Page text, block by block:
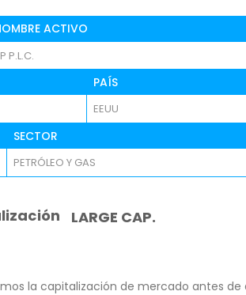
ACTIVO
P.L.C.
PAÍS
EEUU
SECTOR
PETRÓLEO Y GAS
LARGE CAP.
la capitalización de mercado antes